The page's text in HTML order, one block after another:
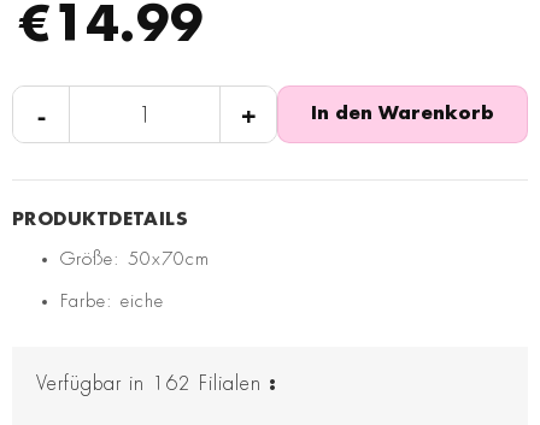
€14.99
- + In den Warenkorb
Größe: 50x70cm
Farbe: eiche
Verfügbar in 162 Filialen :